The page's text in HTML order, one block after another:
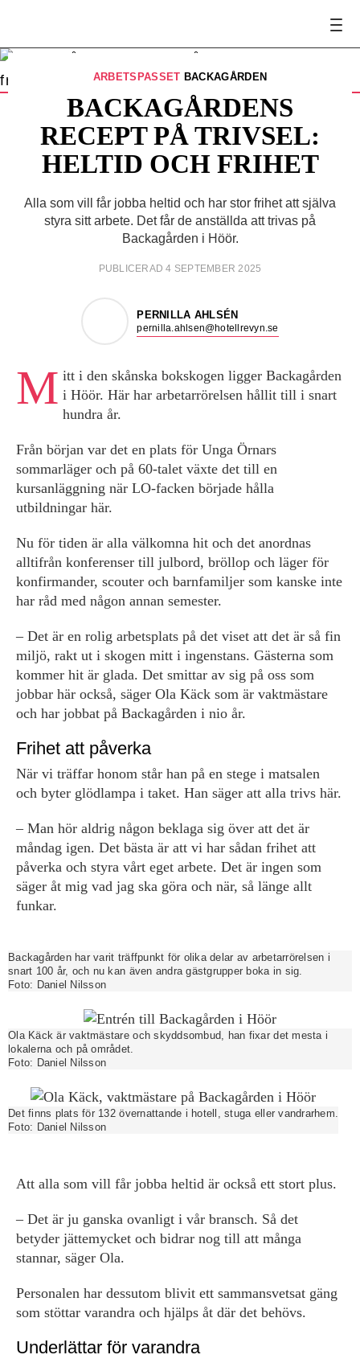
FOTO:Daniel Nilsson
ARBETSPASSET BACKAGÅRDEN
BACKAGÅRDENS
RECEPT PÅ TRIVSEL:
HELTID OCH FRIHET
Alla som vill får jobba heltid och har stor frihet att själva
styra sitt arbete. Det får de anställda att trivas på
Backagården i Höör.
PUBLICERAD 4 SEPTEMBER 2025
PERNILLA AHLSÉN
pernilla.ahlsen@hotellrevyn.se
M itt i den skånska bokskogen ligger Backagården
i Höör. Här har arbetarrörelsen hållit till i snart
hundra år.
Från början var det en plats för Unga Örnars
sommarläger och på 60-talet växte det till en
kursanläggning när LO-facken började hålla
utbildningar här.
Nu för tiden är alla välkomna hit och det anordnas
alltifrån konferenser till julbord, bröllop och läger för
konfirmander, scouter och barnfamiljer som kanske inte
har råd med någon annan semester.
– Det är en rolig arbetsplats på det viset att det är så fin
miljö, rakt ut i skogen mitt i ingenstans. Gästerna som
kommer hit är glada. Det smittar av sig på oss som
jobbar här också, säger Ola Käck som är vaktmästare
och har jobbat på Backagården i nio år.
Frihet att påverka
När vi träffar honom står han på en stege i matsalen
och byter glödlampa i taket. Han säger att alla trivs här.
– Man hör aldrig någon beklaga sig över att det är
måndag igen. Det bästa är att vi har sådan frihet att
påverka och styra vårt eget arbete. Det är ingen som
säger åt mig vad jag ska göra och när, så länge allt
funkar.
Backagården har varit träffpunkt för olika delar av arbetarrörelsen i
snart 100 år, och nu kan även andra gästgrupper boka in sig.
Foto: Daniel Nilsson
Ola Käck är vaktmästare och skyddsombud, han fixar det mesta i
lokalerna och på området.
Foto: Daniel Nilsson
Det finns plats för 132 övernattande i hotell, stuga eller vandrarhem.
Foto: Daniel Nilsson
Att alla som vill får jobba heltid är också ett stort plus.
– Det är ju ganska ovanligt i vår bransch. Så det
betyder jättemycket och bidrar nog till att många
stannar, säger Ola.
Personalen har dessutom blivit ett sammansvetsat gäng
som stöttar varandra och hjälps åt där det behövs.
Underlättar för varandra